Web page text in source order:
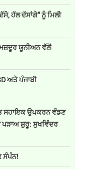
ਹੱਲ ਦੱਸਾਂਗੇ” ਨੂੰ ਮਿਲੀ
ਮਜ਼ਦੂਰ ਯੂਨੀਅਨ ਵੱਲੋਂ
ਅਤੇ ਪੰਜਾਬੀ
ਸਹਾਇਕ ਉਪਕਰਨ ਵੰਡਣ
ਪੜਾਅ ਸ਼ੁਰੂ: ਸੁਖਵਿੰਦਰ
ਸੰਪੰਨ!